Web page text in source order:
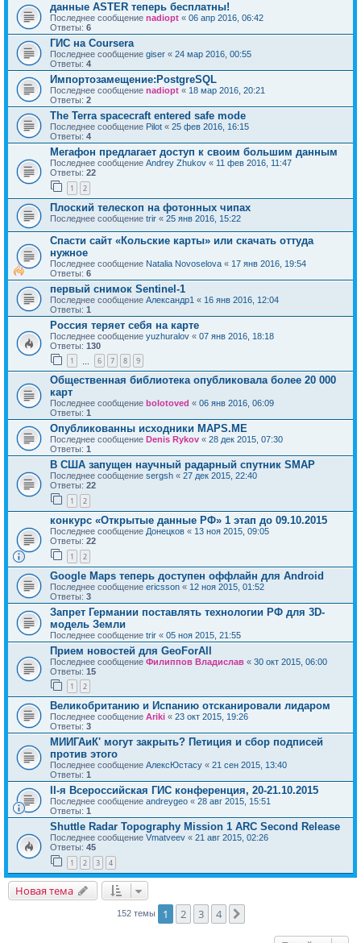
данные ASTER теперь бесплатны!
Последнее сообщение nadiopt « 06 апр 2016, 06:42
Ответы: 6
ГИС на Coursera
Последнее сообщение giser « 24 мар 2016, 00:55
Ответы: 4
Импортозамещение:PostgreSQL
Последнее сообщение nadiopt « 18 мар 2016, 20:21
Ответы: 2
The Terra spacecraft entered safe mode
Последнее сообщение Pilot « 25 фев 2016, 16:15
Ответы: 4
Мегафон предлагает доступ к своим большим данным
Последнее сообщение Andrey Zhukov « 11 фев 2016, 11:47
Ответы: 22
1 2
Плоский телескоп на фотонных чипах
Последнее сообщение trir « 25 янв 2016, 15:22
Спасти сайт «Кольские карты» или скачать оттуда
нужное
Последнее сообщение Natalia Novoselova « 17 янв 2016, 19:54
Ответы: 6
первый снимок Sentinel-1
Последнее сообщение Александр1 « 16 янв 2016, 12:04
Ответы: 1
Россия теряет себя на карте
Последнее сообщение yuzhuralov « 07 янв 2016, 18:18
Ответы: 130
1 6 7 8 9
Общественная библиотека опубликовала более 20 000
карт
Последнее сообщение bolotoved « 06 янв 2016, 06:09
Ответы: 1
Опубликованны исходники MAPS.ME
Последнее сообщение Denis Rykov « 28 дек 2015, 07:30
Ответы: 1
В США запущен научный радарный спутник SMAP
Последнее сообщение sergsh « 27 дек 2015, 22:40
Ответы: 22
1 2
конкурс «Открытые данные РФ» 1 этап до 09.10.2015
Последнее сообщение Донецков « 13 ноя 2015, 09:05
Ответы: 22
1 2
Google Maps теперь доступен оффлайн для Android
Последнее сообщение ericsson « 12 ноя 2015, 01:52
Ответы: 3
Запрет Германии поставлять технологии РФ для 3D-
модель Земли
Последнее сообщение trir « 05 ноя 2015, 21:55
Прием новостей для GeoForAll
Последнее сообщение Филиппов Владислав « 30 окт 2015, 06:00
Ответы: 15
1 2
Великобританию и Испанию отсканировали лидаром
Последнее сообщение Ariki « 23 окт 2015, 19:26
Ответы: 3
МИИГАиК' могут закрыть? Петиция и сбор подписей
против этого
Последнее сообщение АлексЮстасу « 21 сен 2015, 13:40
Ответы: 1
II-я Всероссийская ГИС конференция, 20-21.10.2015
Последнее сообщение andreygeo « 28 авг 2015, 15:51
Ответы: 1
Shuttle Radar Topography Mission 1 ARC Second Release
Последнее сообщение Vmatveev « 21 авг 2015, 02:26
Ответы: 45
1 2 3 4
Новая тема
152 темы 1 2 3 4